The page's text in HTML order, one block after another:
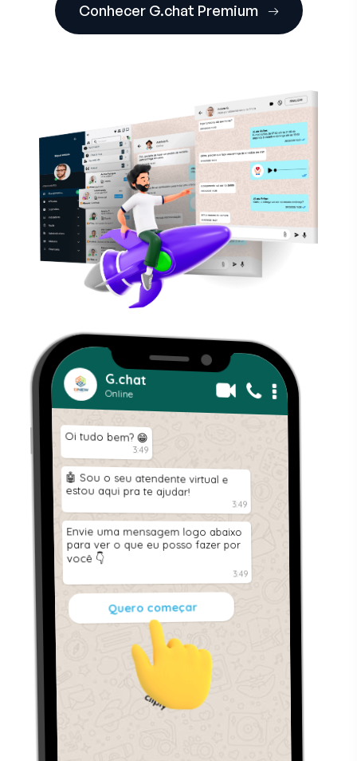
Conhecer G.chat Premium